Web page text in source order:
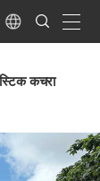
Language
Search
Submit
कचरा